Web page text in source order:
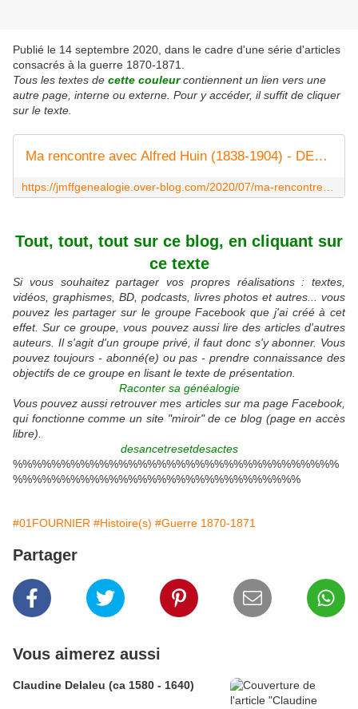
Publié le 14 septembre 2020, dans le cadre d'une série d'articles
consacrés à la guerre 1870-1871.
Tous les textes de cette couleurcontiennent un lien vers une
autre page, interne ou externe. Pour y accéder, il suffit de cliquer
sur le texte.
Ma rencontre avec Alfred Huin (1838-1904) - DES ANCETRES ET DES ACTES
Tout, tout, tout sur ce blog, en cliquant sur
ce texte
Si vous souhaitez partager vos propres réalisations : textes,
vidéos, graphismes, BD, podcasts, livres photos et autres... vous
pouvez les partager sur le groupe Facebook que j'ai créé à cet
effet. Sur ce groupe, vous pouvez aussi lire des articles d'autres
auteurs. Il s'agit d'un groupe privé, il faut donc s'y abonner. Vous
pouvez toujours - abonné(e) ou pas - prendre connaissance des
objectifs de ce groupe en lisant le texte de présentation.
Raconter sa généalogie
Vous pouvez aussi retrouver mes articles sur ma page Facebook,
qui fonctionne comme un site "miroir" de ce blog (page en accès
libre).
desancetresetdesactes
%%%%%%%%%%%%%%%%%%%%%%%%%%%%%%%%%%
%%%%%%%%%%%%%%%%%%%%%%%%%%%%%%
#01FOURNIER #Histoire(s) #Guerre 1870-1871
Partager
Vous aimerez aussi
Claudine Delaleu (ca 1580 - 1640)